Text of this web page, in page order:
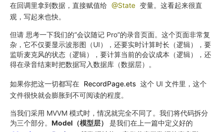
在回调里拿到数据，直接赋值给 @State 变量。这看起来很直
观，写起来也快。
但请 思考一下我们的“会议随记 Pro”的录音页面。这个页面非常复
杂，它不仅要显示波形图（UI），还要实时计算时长（逻辑），要
监听麦克风的状态（逻辑），要计算当前的会议成本（逻辑），还
得在录音结束时把数据写入数据库（数据层）。
如果你把这一切都写在 RecordPage.ets 这个 UI 文件里，这个
文件很快就会膨胀到不可阅读的程度。
当我们采用 MVVM 模式时，情况就完全不同了。我们将代码拆分
为三个部分。 Model（模型层）
是我们在上一篇中定义好的